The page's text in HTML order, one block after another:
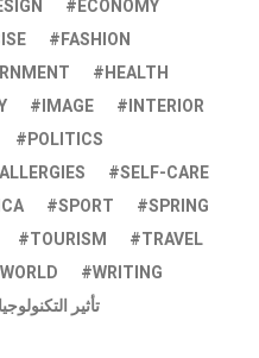
ECONOMY
FASHION
HEALTH
IMAGE
INTERIOR
POLITICS
SELF-CARE
SPORT
SPRING
TOURISM
TRAVEL
WORLD
WRITING
تأثير التكنولوجيا